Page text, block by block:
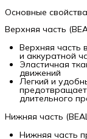
Основные
Верхняя часть
Верхняя часть
и аккуратной
Эластичная
движений
Легкий и
длительного
Нижняя часть
Нижняя часть